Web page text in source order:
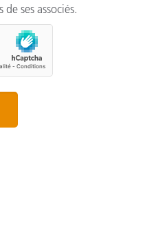
ses associés.